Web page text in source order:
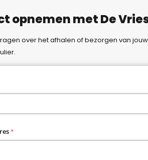
opnemen met De
over het afhalen of bezorgen van
*